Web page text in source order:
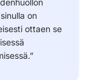
on
ottaen se